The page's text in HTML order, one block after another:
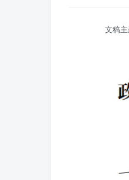
文稿